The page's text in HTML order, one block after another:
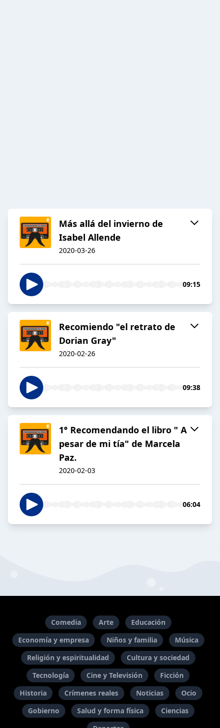
Más allá del invierno de
Isabel Allende
2020-03-26
09:15
Recomiendo "el retrato de
Dorian Gray"
2020-02-26
09:38
1° Recomendando el libro " A
pesar de mi tía" de Marcela
Paz.
2020-02-03
06:04
Comedia Arte
Educación
Economía y empresa
Niños y familia
Música
Religión y espiritualidad
Cultura y sociedad
Tecnología
Cine y Televisión
Ficción
Historia
Crímenes reales Noticias
Ocio
Gobierno
Salud y forma física
Ciencias